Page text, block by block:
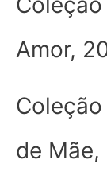
Amor,
de Mãe,